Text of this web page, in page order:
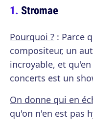
Stromae
Pourquoi ? : Parce
compositeur, un
incroyable, et
concerts est un
On donne qui en
qu'on n'en est pas